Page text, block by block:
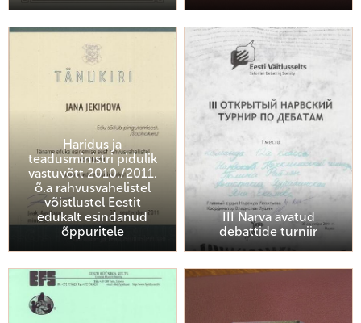
Haridus ja
teadusministri pidulik
vastuvõtt 2010./2011.
õ.a rahvusvahelistel
võistlustel Eestit
edukalt esindanud
õppuritele
III Narva avatud
debattide turniir